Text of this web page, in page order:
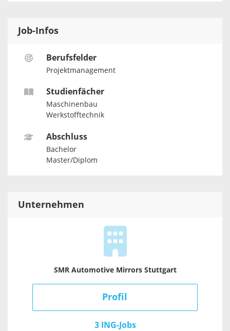
Job-Infos
Berufsfelder
Projektmanagement
Studienfächer
Maschinenbau
Werkstofftechnik
Abschluss
Bachelor
Master/Diplom
Unternehmen
SMR Automotive Mirrors Stuttgart
Profil
3 ING-Jobs